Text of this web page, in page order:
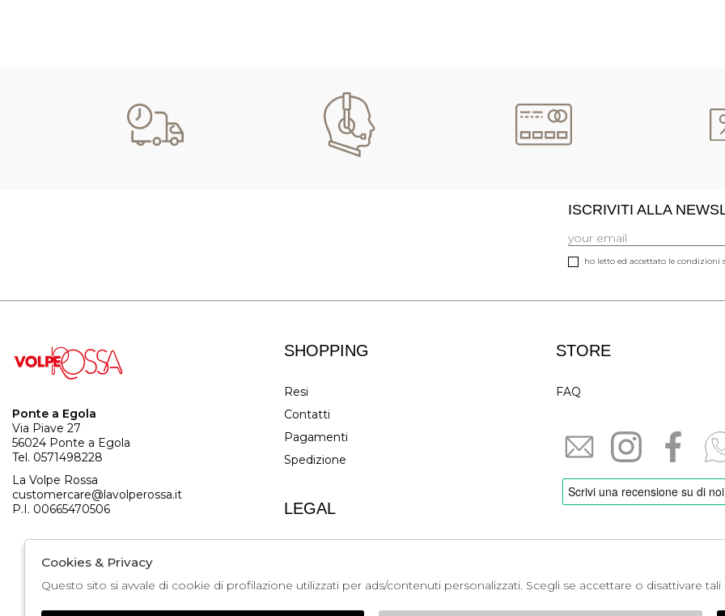
ISCRIVITI ALLA
ho letto ed accettato le condizioni
Ponte a Egola
Via Piave 27
56024 Ponte a Egola
Tel. 0571498228
La Volpe Rossa
customercare@lavolperossa.it
P.I. 00665470506
SHOPPING
Resi
Contatti
Pagamenti
Spedizione
LEGAL
Termini e condizioni
STORE
FAQ
Cookies & Privacy
Questo sito si avvale di cookie di profilazione utilizzati per ads/contenuti personalizzati. Scegli se accettare o disattivare